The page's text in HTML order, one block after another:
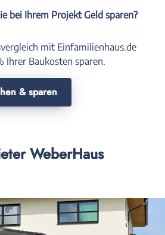
bei Ihrem Projekt Geld sparen?
mit Einfamilienhaus.de
Ihrer Baukosten sparen.
& sparen
WeberHaus